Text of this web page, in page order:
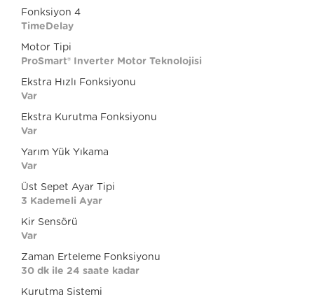
Fonksiyon 4
TimeDelay
Motor Tipi
ProSmart® Inverter Motor Teknolojisi
Ekstra Hızlı Fonksiyonu
Var
Ekstra Kurutma Fonksiyonu
Var
Yarım Yük Yıkama
Var
Üst Sepet Ayar Tipi
3 Kademeli Ayar
Kir Sensörü
Var
Zaman Erteleme Fonksiyonu
30 dk ile 24 saate kadar
Kurutma Sistemi